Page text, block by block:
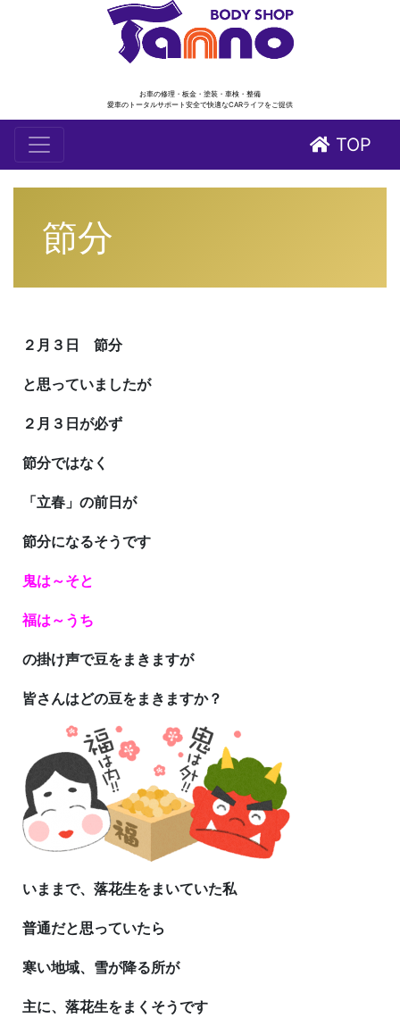
お車の修理・板金・塗装・車検・整備
愛車のトータルサポート安全で快適なCARライフをご提供
TOP
節分
２月３日 節分
と思っていましたが
２月３日が必ず
節分ではなく
「立春」の前日が
節分になるそうです
鬼は～そと
福は～うち
の掛け声で豆をまきますが
皆さんはどの豆をまきますか？
いままで、落花生をまいていた私
普通だと思っていたら
寒い地域、雪が降る所が
主に、落花生をまくそうです